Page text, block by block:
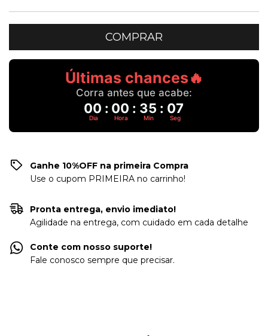
Últimas chances🔥
Corra antes que acabe:
00 : 00 : 35 : 06
Dia Hora Min Seg
Ganhe 10%OFF na primeira Compra
Use o cupom PRIMEIRA no carrinho!
Pronta entrega, envio imediato!
Agilidade na entrega, com cuidado em cada detalhe
Conte com nosso suporte!
Fale conosco sempre que precisar.